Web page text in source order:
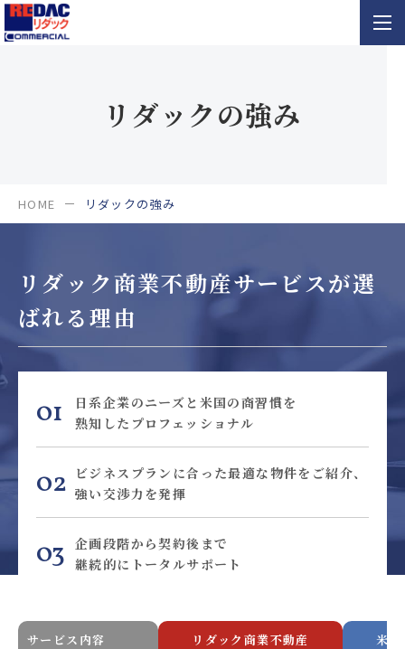
リダックの強み
HOME リダックの強み
リダック商業不動産サービスが選
ばれる理由
01
日系企業のニーズと米国の商習慣を
熟知したプロフェッショナル
02 ビジネスプランに合った最適な物件をご紹介、
強い交渉力を発揮
03 企画段階から契約後まで
継続的にトータルサポート
サービス内容 リダック商業不動産 米